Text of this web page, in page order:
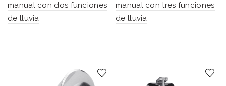
manual con dos funciones
de lluvia
manual con tres funciones
de lluvia